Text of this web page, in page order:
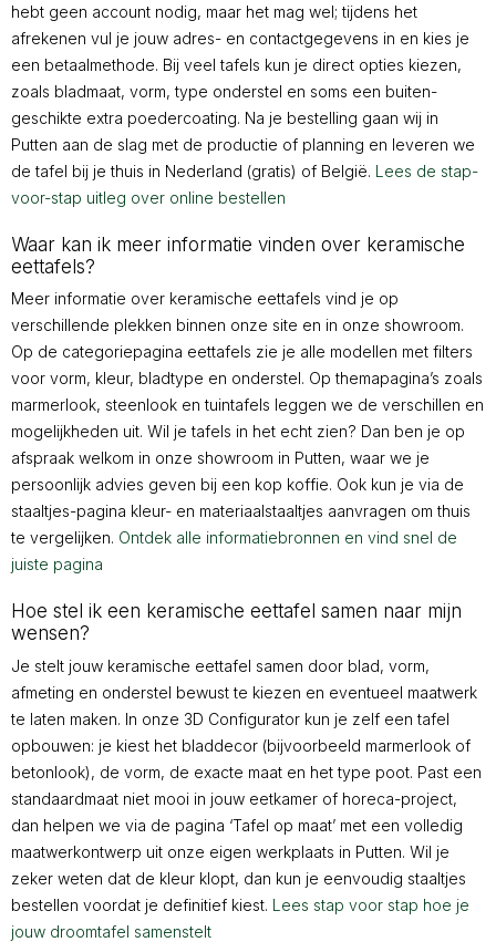
hebt geen account nodig, maar het mag wel; tijdens het
afrekenen vul je jouw adres- en contactgegevens in en kies je
een betaalmethode. Bij veel tafels kun je direct opties kiezen,
zoals bladmaat, vorm, type onderstel en soms een buiten-
geschikte extra poedercoating. Na je bestelling gaan wij in
Putten aan de slag met de productie of planning en leveren we
de tafel bij je thuis in Nederland (gratis) of België. Lees de stap-
voor-stap uitleg over online bestellen
Waar kan ik meer informatie vinden over keramische
eettafels?
Meer informatie over keramische eettafels vind je op
verschillende plekken binnen onze site en in onze showroom.
Op de categoriepagina eettafels zie je alle modellen met filters
voor vorm, kleur, bladtype en onderstel. Op themapagina’s zoals
marmerlook, steenlook en tuintafels leggen we de verschillen en
mogelijkheden uit. Wil je tafels in het echt zien? Dan ben je op
afspraak welkom in onze showroom in Putten, waar we je
persoonlijk advies geven bij een kop koffie. Ook kun je via de
staaltjes-pagina kleur- en materiaalstaaltjes aanvragen om thuis
te vergelijken. Ontdek alle informatiebronnen en vind snel de
juiste pagina
Hoe stel ik een keramische eettafel samen naar mijn
wensen?
Je stelt jouw keramische eettafel samen door blad, vorm,
afmeting en onderstel bewust te kiezen en eventueel maatwerk
te laten maken. In onze 3D Configurator kun je zelf een tafel
opbouwen: je kiest het bladdecor (bijvoorbeeld marmerlook of
betonlook), de vorm, de exacte maat en het type poot. Past een
standaardmaat niet mooi in jouw eetkamer of horeca-project,
dan helpen we via de pagina ‘Tafel op maat’ met een volledig
maatwerkontwerp uit onze eigen werkplaats in Putten. Wil je
zeker weten dat de kleur klopt, dan kun je eenvoudig staaltjes
bestellen voordat je definitief kiest. Lees stap voor stap hoe je
jouw droomtafel samenstelt